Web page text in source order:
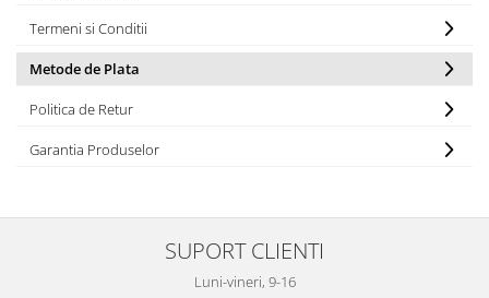
Termeni si Conditii
Metode de Plata
Politica de Retur
Garantia Produselor
SUPORT CLIENTI
Luni-vineri, 9-16